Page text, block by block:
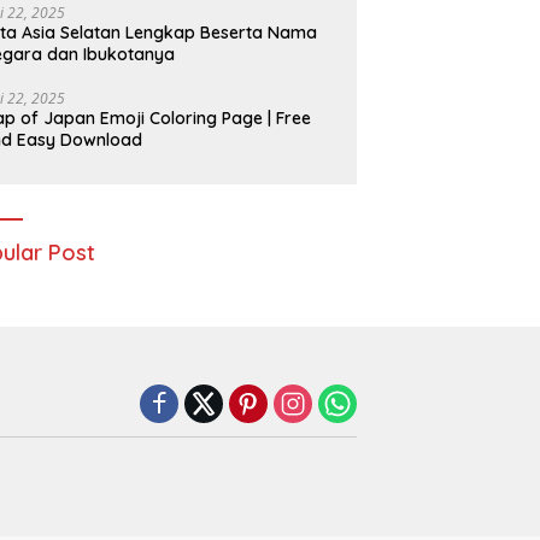
22, 2025
Asia Selatan Lengkap Beserta Nama
dan Ibukotanya
22, 2025
of Japan Emoji Coloring Page | Free
Easy Download
Post